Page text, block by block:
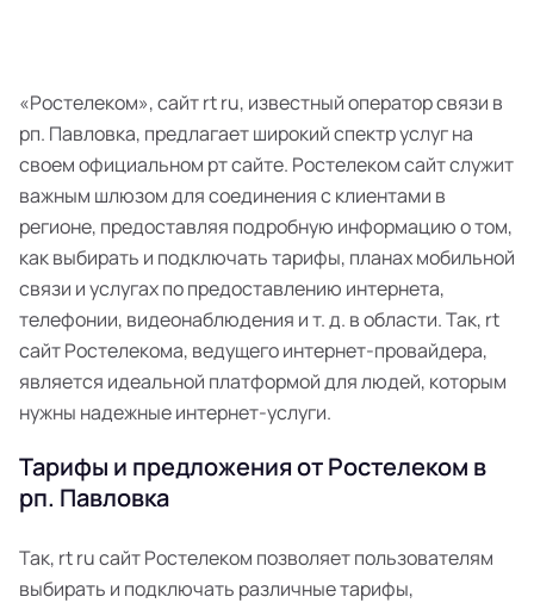
«Ростелеком», сайт rt ru, известный оператор связи в
рп. Павловка, предлагает широкий спектр услуг на
своем официальном рт сайте. Ростелеком сайт служит
важным шлюзом для соединения с клиентами в
регионе, предоставляя подробную информацию о том,
как выбирать и подключать тарифы, планах мобильной
связи и услугах по предоставлению интернета,
телефонии, видеонаблюдения и т. д. в области. Так, rt
сайт Ростелекома, ведущего интернет-провайдера,
является идеальной платформой для людей, которым
нужны надежные интернет-услуги.
Тарифы и предложения от Ростелеком в
рп. Павловка
Так, rt ru сайт Ростелеком позволяет пользователям
выбирать и подключать различные тарифы,